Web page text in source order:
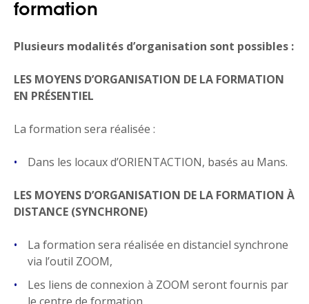
formation
Plusieurs modalités d’organisation sont possibles :
LES MOYENS D’ORGANISATION DE LA FORMATION
EN PRÉSENTIEL
La formation sera réalisée :
Dans les locaux d’ORIENTACTION, basés au Mans.
LES MOYENS D’ORGANISATION DE LA FORMATION À
DISTANCE (SYNCHRONE)
La formation sera réalisée en distanciel synchrone
via l’outil ZOOM,
Les liens de connexion à ZOOM seront fournis par